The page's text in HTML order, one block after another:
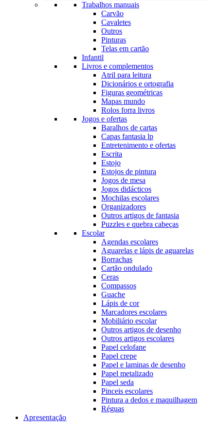
Trabalhos manuais
Carvão
Cavaletes
Outros
Pinturas
Telas em cartão
Infantil
Livros e complementos
Atril para leitura
Dicionários e ortografia
Figuras geométricas
Mapas mundo
Rolos forra livros
Jogos e ofertas
Baralhos de cartas
Capas fantasia lp
Entretenimento e ofertas
Escrita
Estojo
Estojos de pintura
Jogos de mesa
Jogos didácticos
Mochilas escolares
Organizadores
Outros artigos de fantasia
Puzzles e quebra cabeças
Escolar
Agendas escolares
Aguarelas e lápis de aguarelas
Borrachas
Cartão ondulado
Ceras
Compassos
Guache
Lápis de cor
Marcadores escolares
Mobiliário escolar
Outros artigos de desenho
Outros artigos escolares
Papel celofane
Papel crepe
Papel e laminas de desenho
Papel metalizado
Papel seda
Pinceis escolares
Pintura a dedos e maquilhagem
Réguas
Apresentação